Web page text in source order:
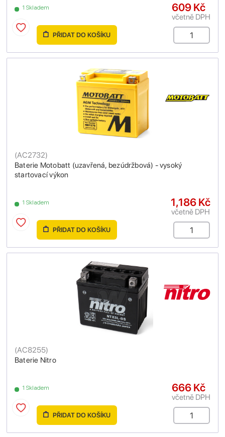
1 Skladem 609 Kč
včetně DPH
PŘIDAT DO KOŠÍKU
Baterie Motobatt (uzavřená, bezúdržbová) - vysoký
startovací výkon
(AC2732)
1 Skladem 1,186 Kč
včetně DPH
PŘIDAT DO KOŠÍKU
Baterie Nitro
(AC8255)
1 Skladem 666 Kč
včetně DPH
PŘIDAT DO KOŠÍKU